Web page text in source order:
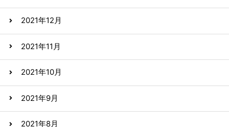
2021年12月
2021年11月
2021年10月
2021年9月
2021年8月